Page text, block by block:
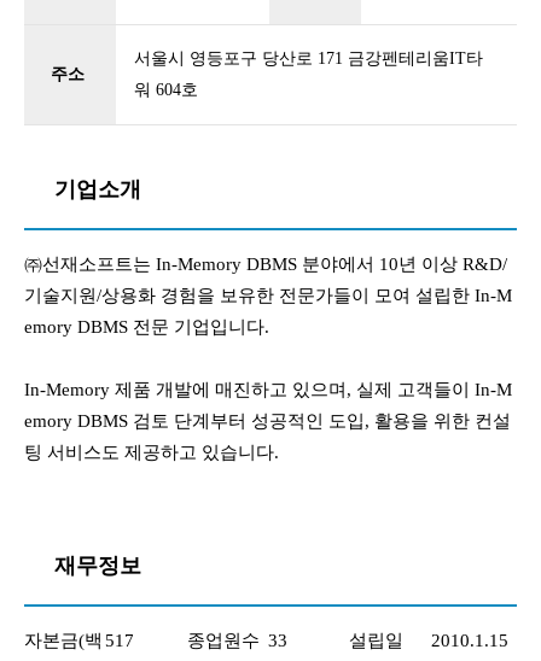
주소
서울시 영등포구 당산로 171 금강펜테리움IT타
워 604호
기업소개
㈜선재소프트는 In-Memory DBMS 분야에서 10년 이상 R&D/
기술지원/상용화 경험을 보유한 전문가들이 모여 설립한 In-M
emory DBMS 전문 기업입니다.
In-Memory 제품 개발에 매진하고 있으며, 실제 고객들이 In-M
emory DBMS 검토 단계부터 성공적인 도입, 활용을 위한 컨설
팅 서비스도 제공하고 있습니다.
재무정보
자본금(백 517 종업원수 33 설립일 2010.1.15